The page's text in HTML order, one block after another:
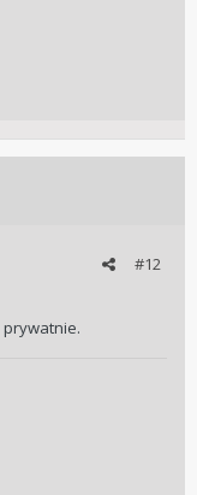
#12
prywatnie.